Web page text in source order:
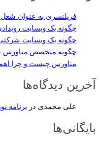
فریلنسری به عنوان
چگونه یک وبسایت
چگونه یک وبسایت
چگونه متخصص متاورس
متاورس چیست و چرا
آخرین دیدگاه‌ها
علی محمدی در برنامه
بایگانی‌ها